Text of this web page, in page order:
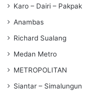
Karo – Dairi – Pakpak
Anambas
Richard Sualang
Medan Metro
METROPOLITAN
Siantar – Simalungun